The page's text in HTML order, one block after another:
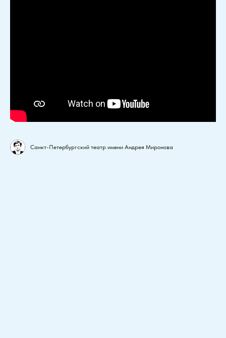
Санкт-Петербургский театр имени Андрея Миронова